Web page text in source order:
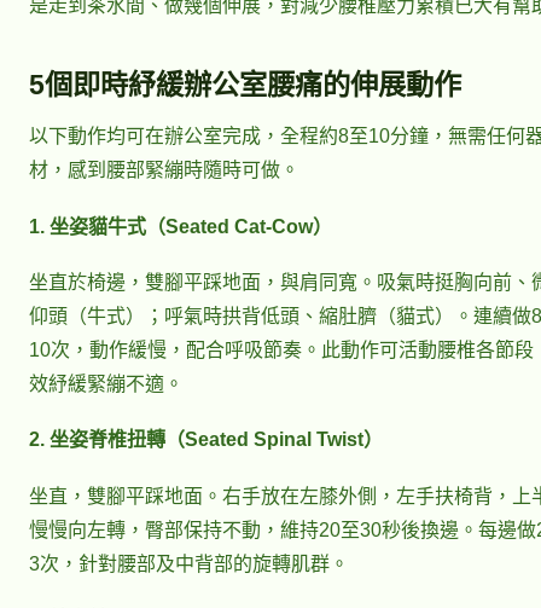
是走到茶水間、做幾個伸展，對減少腰椎壓力累積已大有幫
5個即時紓緩辦公室腰痛的伸展動作
以下動作均可在辦公室完成，全程約8至10分鐘，無需任何
材，感到腰部緊繃時隨時可做。
1. 坐姿貓牛式（Seated Cat-Cow）
坐直於椅邊，雙腳平踩地面，與肩同寬。吸氣時挺胸向前、
仰頭（牛式）；呼氣時拱背低頭、縮肚臍（貓式）。連續做
10次，動作緩慢，配合呼吸節奏。此動作可活動腰椎各節段
效紓緩緊繃不適。
2. 坐姿脊椎扭轉（Seated Spinal Twist）
坐直，雙腳平踩地面。右手放在左膝外側，左手扶椅背，上
慢慢向左轉，臀部保持不動，維持20至30秒後換邊。每邊做
3次，針對腰部及中背部的旋轉肌群。